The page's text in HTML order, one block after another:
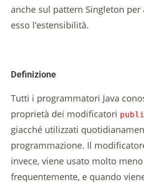
anche sul pattern Singleton per
esso l’estensibilità.
Definizione
Tutti i programmatori Java
proprietà dei modificatori
giacché utilizzati
programmazione. Il
invece, viene usato molto meno
frequentemente, e quando